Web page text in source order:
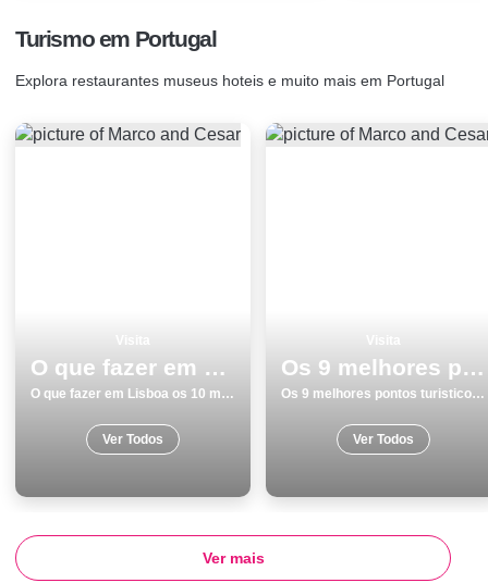
Turismo em Portugal
Explora restaurantes museus hoteis e muito mais em Portugal
O que fazer em Lisboa os 10 melhores sitios para visitar na cidade
O que fazer em Lisboa os 10 melhores sitios para visitar na cidade
Ver Todos
Os 9 melhores pontos turisticos para conhecer e visitar em Monumentos no Porto
Os 9 melhores pontos turisticos para conhecer e visitar em Monumentos no Porto
Ver Todos
Ver mais